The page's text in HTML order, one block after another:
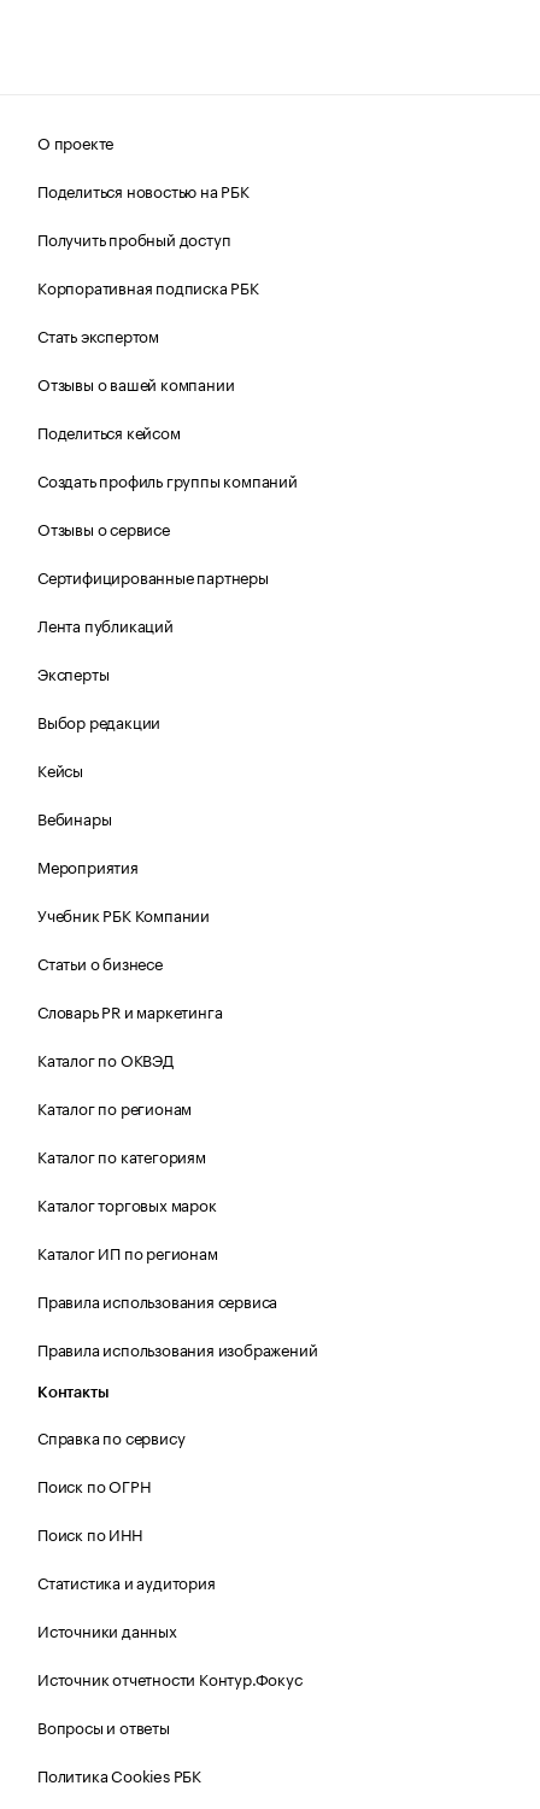
О проекте
Поделиться новостью на РБК
Получить пробный доступ
Корпоративная подписка РБК
Стать экспертом
Отзывы о вашей компании
Поделиться кейсом
Создать профиль группы компаний
Отзывы о сервисе
Сертифицированные партнеры
Лента публикаций
Эксперты
Выбор редакции
Кейсы
Вебинары
Мероприятия
Учебник РБК Компании
Статьи о бизнесе
Словарь PR и маркетинга
Каталог по ОКВЭД
Каталог по регионам
Каталог по категориям
Каталог торговых марок
Каталог ИП по регионам
Правила использования сервиса
Правила использования изображений
Контакты
Справка по сервису
Поиск по ОГРН
Поиск по ИНН
Статистика и аудитория
Источники данных
Источник отчетности Контур.Фокус
Вопросы и ответы
Политика Cookies РБК